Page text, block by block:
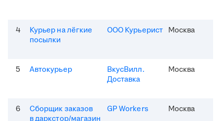
4
Курьер на лёгкие
посылки
ООО Курьерист Москва
5 Автокурьер
ВкусВилл.
Доставка
Москва
6
Сборщик заказов
в даркстор/магазин
GP Workers Москва